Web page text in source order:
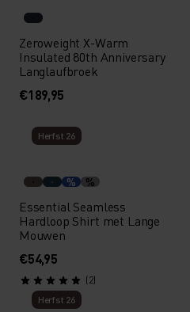
Zeroweight X-Warm
Insulated 80th Anniversary
Langlaufbroek
€189,95
Herfst 26
% %
Essential Seamless
Hardloop Shirt met Lange
Mouwen
€54,95
(2)
Herfst 26